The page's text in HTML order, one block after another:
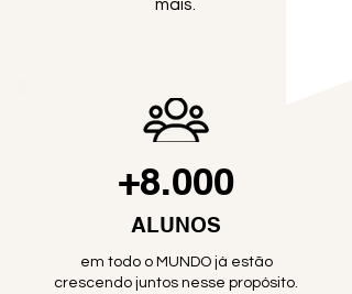
mais.
+8.000
ALUNOS
em todo o MUNDO já estão
crescendo juntos nesse propósito.